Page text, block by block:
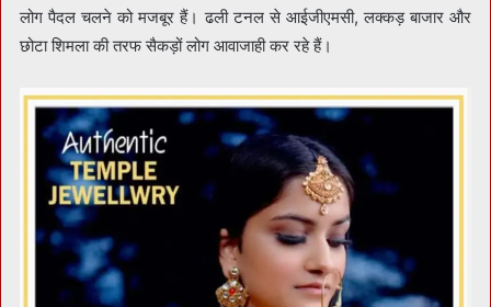
लोग पैदल चलने को मजबूर हैं। ढली टनल से आईजीएमसी, लक्कड़ बाजार और
छोटा शिमला की तरफ सैकड़ों लोग आवाजाही कर रहे हैं।